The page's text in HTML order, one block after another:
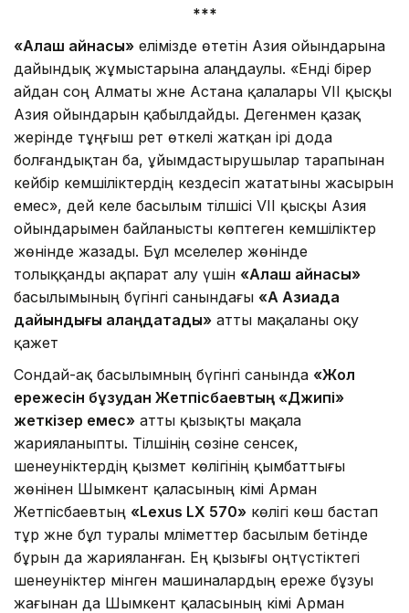
***
«Алаш айнасы» елімізде өтетін Азия ойындарына
дайындық жұмыстарына алаңдаулы. «Енді бірер
айдан соң Алматы және Астана қалалары VII қысқы
Азия ойындарын қабылдайды. Дегенмен қазақ
жерінде тұңғыш рет өткелі жатқан ірі дода
болғандықтан ба, ұйымдастырушылар тарапынан
кейбір кемшіліктердің кездесіп жататыны жасырын
емес», дей келе басылым тілшісі VII қысқы Азия
ойындарымен байланысты көптеген кемшіліктер
жөнінде жазады. Бұл мәселелер жөнінде
толыққанды ақпарат алу үшін «Алаш айнасы»
басылымының бүгінгі санындағы «Ақ Азиада
дайындығы алаңдатады» атты мақаланы оқу
қажет
Сондай-ақ басылымның бүгінгі санында «Жол
ережесін бұзудан Жетпісбаевтың «Джипі»
жеткізер емес» атты қызықты мақала
жарияланыпты. Тілшінің сөзіне сенсек,
шенеуніктердің қызмет көлігінің қымбаттығы
жөнінен Шымкент қаласының әкімі Арман
Жетпісбаевтың «Lexus LX 570» көлігі көш бастап
тұр және бұл туралы мәліметтер басылым бетінде
бұрын да жарияланған. Ең қызығы оңтүстіктегі
шенеуніктер мінген машиналардың ереже бұзуы
жағынан да Шымкент қаласының әкімі Арман